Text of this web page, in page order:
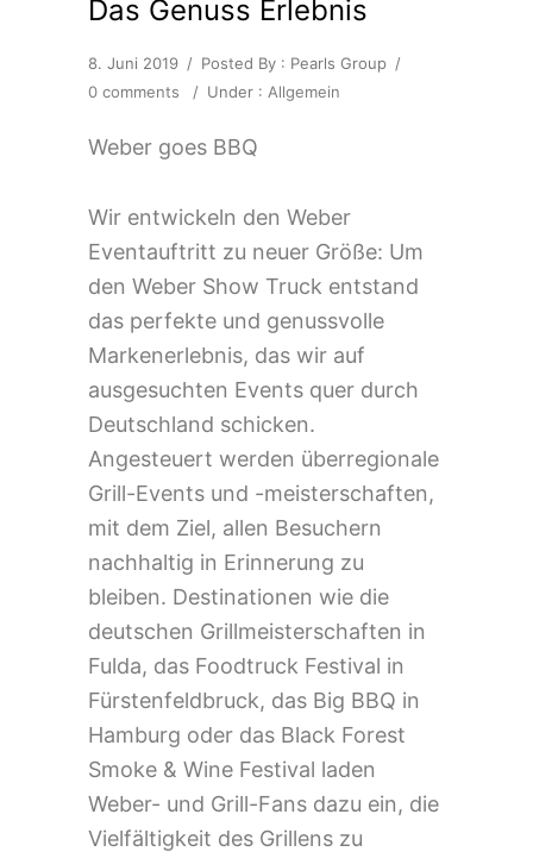
Das Genuss Erlebnis
8. Juni 2019 / Posted By : Pearls Group /
0 comments
/ Under : Allgemein
Weber goes BBQ
Wir entwickeln den Weber
Eventauftritt zu neuer Größe: Um
den Weber Show Truck entstand
das perfekte und genussvolle
Markenerlebnis, das wir auf
ausgesuchten Events quer durch
Deutschland schicken.
Angesteuert werden überregionale
Grill-Events und -meisterschaften,
mit dem Ziel, allen Besuchern
nachhaltig in Erinnerung zu
bleiben. Destinationen wie die
deutschen Grillmeisterschaften in
Fulda, das Foodtruck Festival in
Fürstenfeldbruck, das Big BBQ in
Hamburg oder das Black Forest
Smoke & Wine Festival laden
Weber- und Grill-Fans dazu ein, die
Vielfältigkeit des Grillens zu